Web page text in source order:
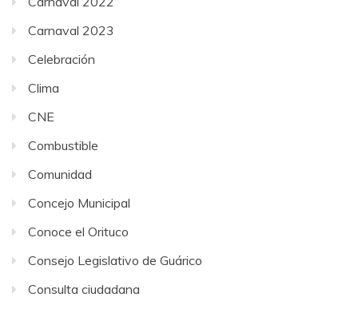
Carnaval 2023
Celebración
Clima
CNE
Combustible
Comunidad
Concejo Municipal
Conoce el Orituco
Consejo Legislativo de Guárico
Consulta ciudadana